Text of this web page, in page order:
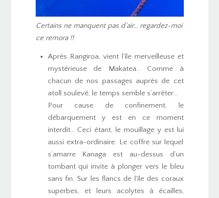
Certains ne manquent pas d’air… regardez-moi
ce remora !!
Après Rangiroa, vient l’île merveilleuse et
mystérieuse de Makatea… Comme à
chacun de nos passages auprès de cet
atoll soulevé, le temps semble s’arrêter…
Pour cause de confinement, le
débarquement y est en ce moment
interdit… Ceci étant, le mouillage y est lui
aussi extra-ordinaire. Le coffre sur lequel
s’amarre Kanaga est au-dessus d’un
tombant qui invite à plonger vers le bleu
sans fin. Sur les flancs de l’île des coraux
superbes, et leurs acolytes à écailles,